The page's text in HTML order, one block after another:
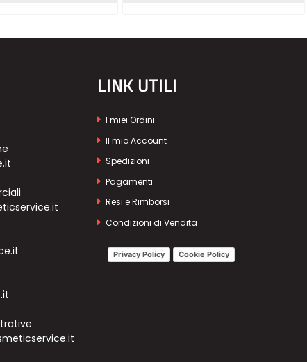
LINK UTILI
I miei Ordini
Il mio Account
Spedizioni
Pagamenti
Resi e Rimborsi
Condizioni di Vendita
Privacy Policy Cookie Policy